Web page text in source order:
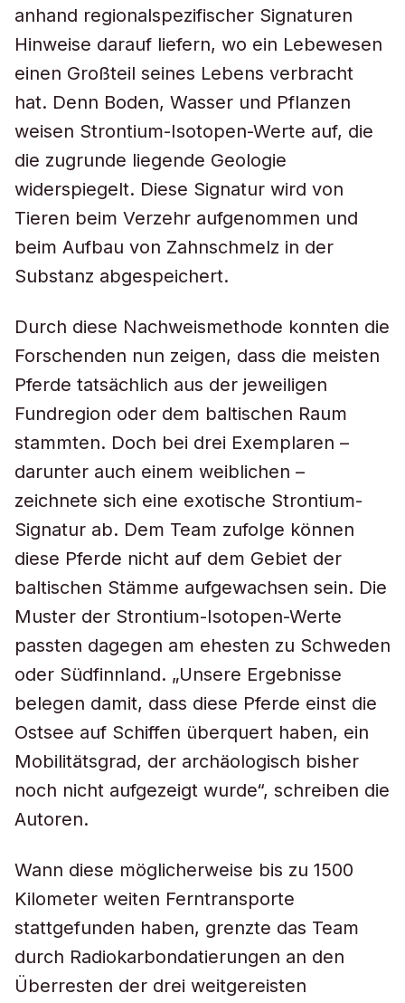
anhand regionalspezifischer Signaturen
Hinweise darauf liefern, wo ein Lebewesen
einen Großteil seines Lebens verbracht
hat. Denn Boden, Wasser und Pflanzen
weisen Strontium-Isotopen-Werte auf, die
die zugrunde liegende Geologie
widerspiegelt. Diese Signatur wird von
Tieren beim Verzehr aufgenommen und
beim Aufbau von Zahnschmelz in der
Substanz abgespeichert.
Durch diese Nachweismethode konnten die
Forschenden nun zeigen, dass die meisten
Pferde tatsächlich aus der jeweiligen
Fundregion oder dem baltischen Raum
stammten. Doch bei drei Exemplaren –
darunter auch einem weiblichen –
zeichnete sich eine exotische Strontium-
Signatur ab. Dem Team zufolge können
diese Pferde nicht auf dem Gebiet der
baltischen Stämme aufgewachsen sein. Die
Muster der Strontium-Isotopen-Werte
passten dagegen am ehesten zu Schweden
oder Südfinnland. „Unsere Ergebnisse
belegen damit, dass diese Pferde einst die
Ostsee auf Schiffen überquert haben, ein
Mobilitätsgrad, der archäologisch bisher
noch nicht aufgezeigt wurde“, schreiben die
Autoren.
Wann diese möglicherweise bis zu 1500
Kilometer weiten Ferntransporte
stattgefunden haben, grenzte das Team
durch Radiokarbondatierungen an den
Überresten der drei weitgereisten